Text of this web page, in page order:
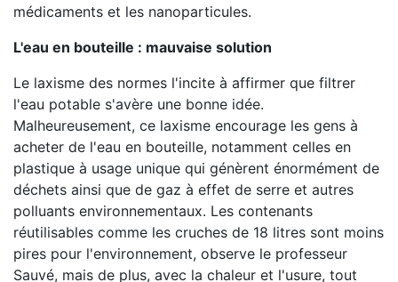
médicaments et les nanoparticules.
L'eau en bouteille : mauvaise solution
Le laxisme des normes l'incite à affirmer que filtrer
l'eau potable s'avère une bonne idée.
Malheureusement, ce laxisme encourage les gens à
acheter de l'eau en bouteille, notamment celles en
plastique à usage unique qui génèrent énormément de
déchets ainsi que de gaz à effet de serre et autres
polluants environnementaux. Les contenants
réutilisables comme les cruches de 18 litres sont moins
pires pour l'environnement, observe le professeur
Sauvé, mais de plus, avec la chaleur et l'usure, tout